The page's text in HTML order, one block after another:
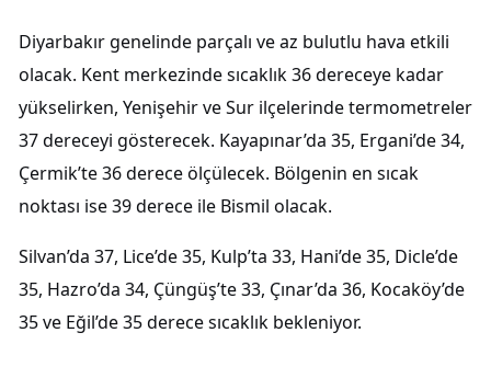
Diyarbakır genelinde parçalı ve az bulutlu hava etkili
olacak. Kent merkezinde sıcaklık 36 dereceye kadar
yükselirken, Yenişehir ve Sur ilçelerinde termometreler
37 dereceyi gösterecek. Kayapınar’da 35, Ergani’de 34,
Çermik’te 36 derece ölçülecek. Bölgenin en sıcak
noktası ise 39 derece ile Bismil olacak.
Silvan’da 37, Lice’de 35, Kulp’ta 33, Hani’de 35, Dicle’de
35, Hazro’da 34, Çüngüş’te 33, Çınar’da 36, Kocaköy’de
35 ve Eğil’de 35 derece sıcaklık bekleniyor.